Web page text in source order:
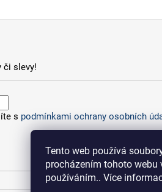
Tento web používá
procházením tohoto webu
používáním.. Více
či slevy!
s podmínkami ochrany osobních